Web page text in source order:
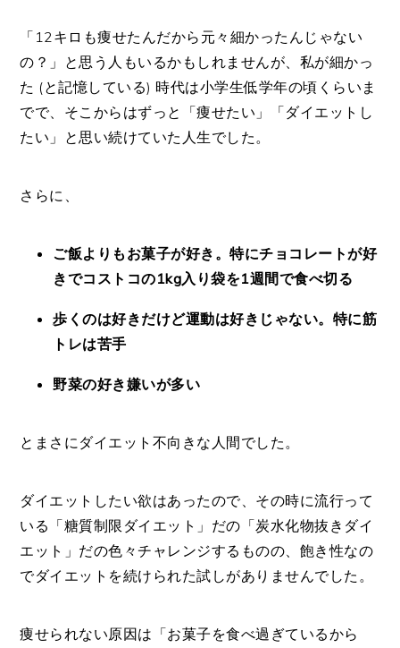
「12キロも痩せたんだから元々細かったんじゃない
の？」と思う人もいるかもしれませんが、私が細かっ
た (と記憶している) 時代は小学生低学年の頃くらいま
でで、そこからはずっと「痩せたい」「ダイエットし
たい」と思い続けていた人生でした。
さらに、
ご飯よりもお菓子が好き。特にチョコレートが好
きでコストコの1kg入り袋を1週間で食べ切る
歩くのは好きだけど運動は好きじゃない。特に筋
トレは苦手
野菜の好き嫌いが多い
とまさにダイエット不向きな人間でした。
ダイエットしたい欲はあったので、その時に流行って
いる「糖質制限ダイエット」だの「炭水化物抜きダイ
エット」だの色々チャレンジするものの、飽き性なの
でダイエットを続けられた試しがありませんでした。
痩せられない原因は「お菓子を食べ過ぎているから